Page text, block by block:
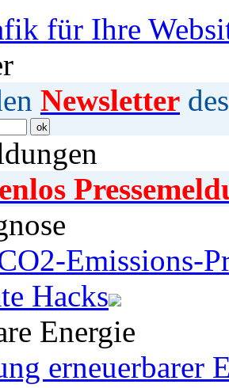
für Ihre
Newsletter
Emissions-
Hacks
Energie
erneuerbarer